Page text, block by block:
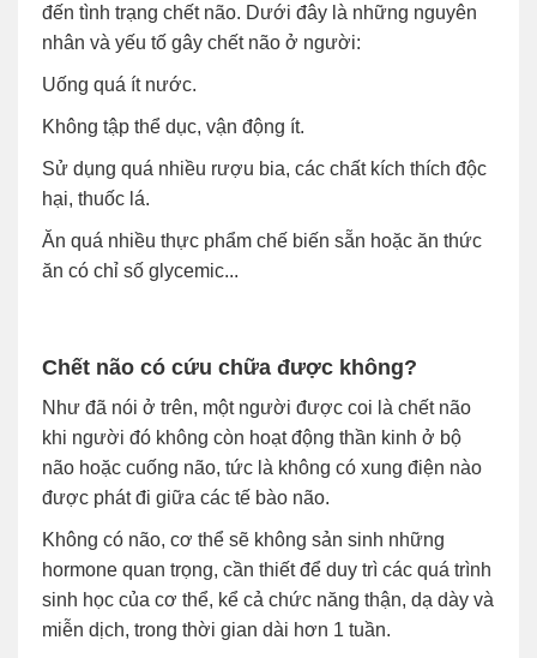
đến tình trạng chết não. Dưới đây là những nguyên
nhân và yếu tố gây chết não ở người:
Uống quá ít nước.
Không tập thể dục, vận động ít.
Sử dụng quá nhiều rượu bia, các chất kích thích độc
hại, thuốc lá.
Ăn quá nhiều thực phẩm chế biến sẵn hoặc ăn thức
ăn có chỉ số glycemic...
Chết não có cứu chữa được không?
Như đã nói ở trên, một người được coi là chết não
khi người đó không còn hoạt động thần kinh ở bộ
não hoặc cuống não, tức là không có xung điện nào
được phát đi giữa các tế bào não.
Không có não, cơ thể sẽ không sản sinh những
hormone quan trọng, cần thiết để duy trì các quá trình
sinh học của cơ thể, kể cả chức năng thận, dạ dày và
miễn dịch, trong thời gian dài hơn 1 tuần.